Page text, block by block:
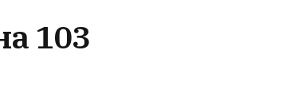
103